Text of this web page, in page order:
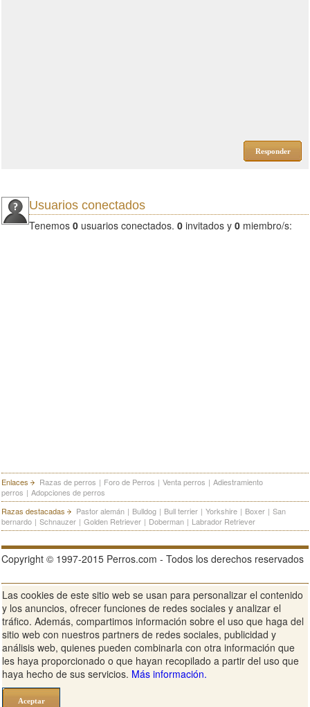
Responder
Usuarios conectados
Tenemos 0 usuarios conectados. 0 invitados y 0 miembro/s:
Enlaces Razas de perros | Foro de Perros | Venta perros | Adiestramiento
perros | Adopciones de perros
Razas destacadas
Pastor alemán | Bulldog | Bull terrier | Yorkshire | Boxer | San
bernardo | Schnauzer | Golden Retriever | Doberman | Labrador Retriever
Copyright © 1997-2015 Perros.com - Todos los derechos reservados
Publicidad en Perros.com | Contacte | Aviso Legal Política de
privacidad | Condiciones de uso
Ver sitio web completo
Las cookies de este sitio web se usan para personalizar el contenido
y los anuncios, ofrecer funciones de redes sociales y analizar el
tráfico. Además, compartimos información sobre el uso que haga del
sitio web con nuestros partners de redes sociales, publicidad y
análisis web, quienes pueden combinarla con otra información que
les haya proporcionado o que hayan recopilado a partir del uso que
haya hecho de sus servicios. Más información.